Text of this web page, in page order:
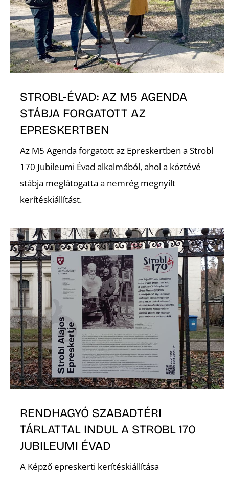
STROBL-ÉVAD: AZ M5 AGENDA
STÁBJA FORGATOTT AZ
EPRESKERTBEN
Az M5 Agenda forgatott az Epreskertben a Strobl
170 Jubileumi Évad alkalmából, ahol a köztévé
stábja meglátogatta a nemrég megnyílt
kerítéskiállítást.
RENDHAGYÓ SZABADTÉRI
TÁRLATTAL INDUL A STROBL 170
JUBILEUMI ÉVAD
A Képző epreskerti kerítéskiállítása